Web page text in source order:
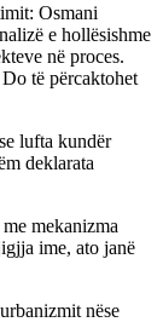
Osmani
e hollësishme
në proces.
të përcaktohet
lufta kundër
deklarata
mekanizma
ime, ato janë
nëse